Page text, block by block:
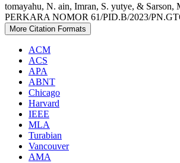
tomayahu, N. ain, Imran, S. yutye, &
PERKARA NOMOR 61/PID.B/2023/
More Citation Formats
ACM
ACS
APA
ABNT
Chicago
Harvard
IEEE
MLA
Turabian
Vancouver
AMA